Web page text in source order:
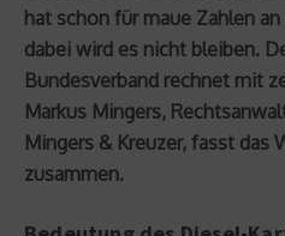
hat schon für maue Zahlen
dabei wird es nicht bleiben.
Bundesverband rechnet mit
Markus Mingers,
Mingers & Kreuzer, fasst das
zusammen.